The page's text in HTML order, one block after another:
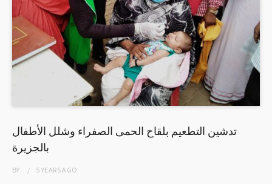
تدشين التطعيم بلقاح الحمى الصفراء وشلل الأطفال
بالجزيرة
BY 5 YEARSAGO